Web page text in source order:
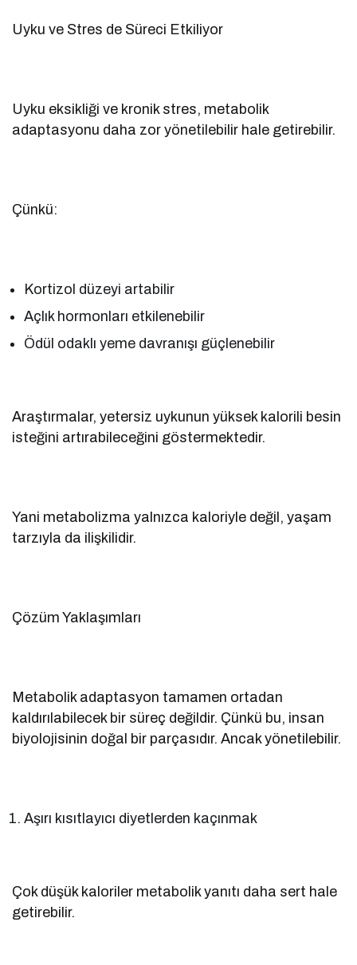
Uyku ve Stres de Süreci Etkiliyor
Uyku eksikliği ve kronik stres, metabolik
adaptasyonu daha zor yönetilebilir hale getirebilir.
Çünkü:
Kortizol düzeyi artabilir
Açlık hormonları etkilenebilir
Ödül odaklı yeme davranışı güçlenebilir
Araştırmalar, yetersiz uykunun yüksek kalorili besin
isteğini artırabileceğini göstermektedir.
Yani metabolizma yalnızca kaloriyle değil, yaşam
tarzıyla da ilişkilidir.
Çözüm Yaklaşımları
Metabolik adaptasyon tamamen ortadan
kaldırılabilecek bir süreç değildir. Çünkü bu, insan
biyolojisinin doğal bir parçasıdır. Ancak yönetilebilir.
Aşırı kısıtlayıcı diyetlerden kaçınmak
Çok düşük kaloriler metabolik yanıtı daha sert hale
getirebilir.